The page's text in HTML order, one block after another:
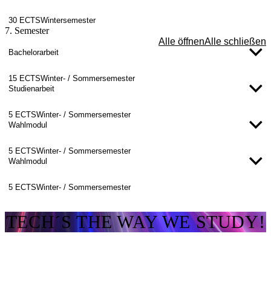
30 ECTSWintersemester
7. Semester
Alle öffnenAlle schließen
Bachelorarbeit
15 ECTSWinter- / Sommersemester
Studienarbeit
5 ECTSWinter- / Sommersemester
Wahlmodul
5 ECTSWinter- / Sommersemester
Wahlmodul
5 ECTSWinter- / Sommersemester
TECH´S THE WAY WE STUDY!